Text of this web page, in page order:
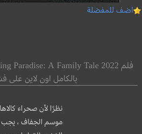
اضف للمفضلة
بالكامل اون لاين على
نظرًا لأن صحراء
موسم الجفاف ،